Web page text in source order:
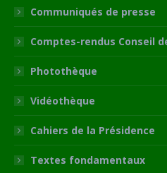
Communiqués de presse
Comptes-rendus Conseil
Photothèque
Vidéothèque
Cahiers de la Présidence
Textes fondamentaux